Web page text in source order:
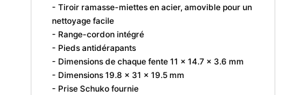
- Tiroir ramasse-miettes en acier, amovible pour un
nettoyage facile
- Range-cordon intégré
- Pieds antidérapants
- Dimensions de chaque fente 11 x 14.7 x 3.6 mm
- Dimensions 19.8 x 31 x 19.5 mm
- Prise Schuko fournie